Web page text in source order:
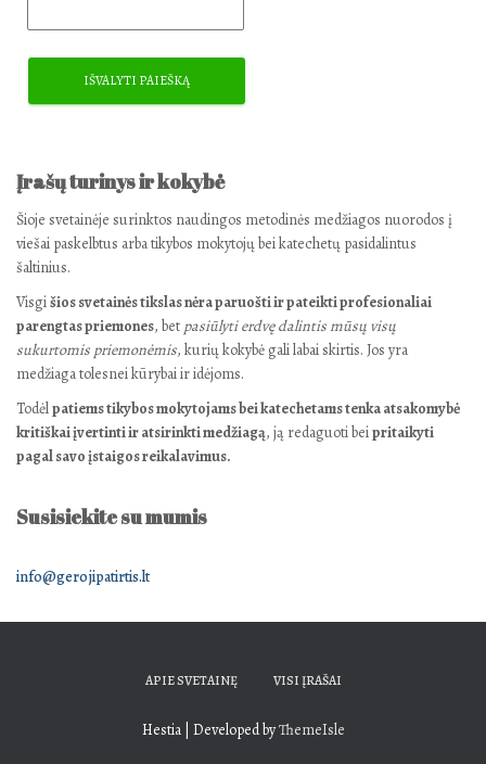
Įrašų turinys ir kokybė
Šioje svetainėje surinktos naudingos metodinės medžiagos nuorodos į
viešai paskelbtus arba tikybos mokytojų bei katechetų pasidalintus
šaltinius.
Visgišios svetainės tikslas nėra paruošti ir pateikti profesionaliai
parengtas priemones, bet pasiūlyti erdvę dalintis mūsų visų
sukurtomis priemonėmis, kurių kokybė gali labai skirtis. Jos yra
medžiaga tolesnei kūrybai ir idėjoms.
Todėlpatiems tikybos mokytojams bei katechetams tenka atsakomybė
kritiškai įvertinti ir atsirinkti medžiagą, ją redaguoti beipritaikyti
pagal savo įstaigos reikalavimus.
Susisiekite su mumis
info@gerojipatirtis.lt
APIE SVETAINĘ VISI ĮRAŠAI
Hestia | Developed byThemeIsle